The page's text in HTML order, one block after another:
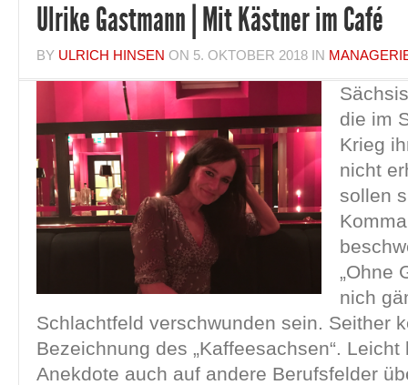
Ulrike Gastmann | Mit Kästner im Café
BY ULRICH HINSEN ON 5. OKTOBER 2018 IN
die im
Krieg
nicht
sollen
„Ohne
nich
Schlachtfeld verschwunden sein. Seither
Bezeichnung des „Kaffeesachsen“.
Anekdote auch auf andere Berufsfelder